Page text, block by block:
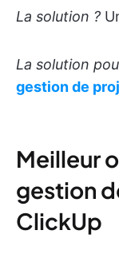
La solution ?
La solution
gestion de
Meilleur
gestion
ClickUp